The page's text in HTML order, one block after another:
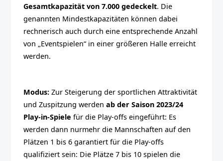
Gesamtkapazität von 7.000 gedeckelt. Die
genannten Mindestkapazitäten können dabei
rechnerisch auch durch eine entsprechende Anzahl
von „Eventspielen“ in einer größeren Halle erreicht
werden.
Modus: Zur Steigerung der sportlichen Attraktivität
und Zuspitzung werdenab der Saison 2023/24
Play-in-Spiele für die Play-offs eingeführt: Es
werden dann nurmehr die Mannschaften auf den
Plätzen 1 bis 6 garantiert für die Play-offs
qualifiziert sein: Die Plätze 7 bis 10 spielen die